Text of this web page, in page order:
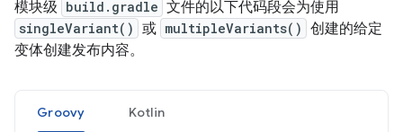
模块级 build.gradle 文件的以下代码段会为使用
singleVariant() 或 multipleVariants() 创建的给定
变体创建发布内容。
Groovy Kotlin